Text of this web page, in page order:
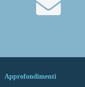
Approfondimenti